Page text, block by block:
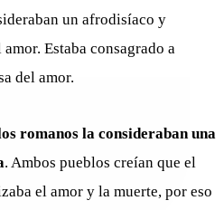
un afrodisíaco y
Estaba consagrado a
del amor.
romanos la consideraban una
. Ambos pueblos creían que el
el amor y la muerte, por eso